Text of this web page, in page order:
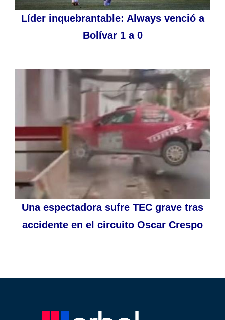
Líder inquebrantable: Always venció a
Bolívar 1 a 0
Una espectadora sufre TEC grave tras
accidente en el circuito Oscar Crespo